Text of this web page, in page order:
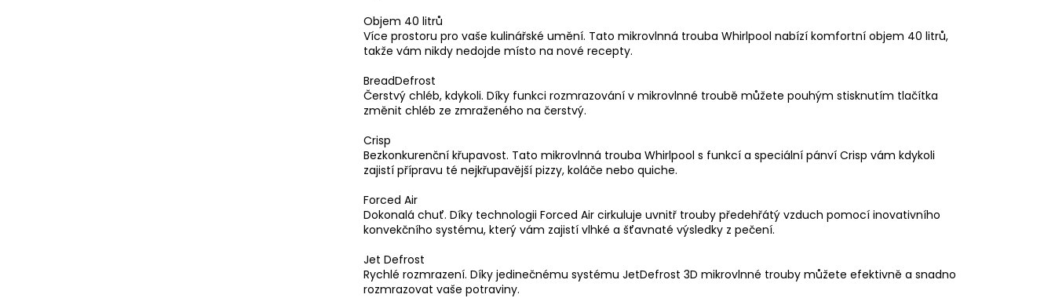
Objem 40 litrů
Více prostoru pro vaše kulinářské umění. Tato mikrovlnná trouba Whirlpool nabízí komfortní objem 40 litrů,
takže vám nikdy nedojde místo na nové recepty.
BreadDefrost
Čerstvý chléb, kdykoli. Díky funkci rozmrazování v mikrovlnné troubě můžete pouhým stisknutím tlačítka
změnit chléb ze zmraženého na čerstvý.
Crisp
Bezkonkurenční křupavost. Tato mikrovlnná trouba Whirlpool s funkcí a speciální pánví Crisp vám kdykoli
zajistí přípravu té nejkřupavější pizzy, koláče nebo quiche.
Forced Air
Dokonalá chuť. Díky technologii Forced Air cirkuluje uvnitř trouby předehřátý vzduch pomocí inovativního
konvekčního systému, který vám zajistí vlhké a šťavnaté výsledky z pečení.
Jet Defrost
Rychlé rozmrazení. Díky jedinečnému systému JetDefrost 3D mikrovlnné trouby můžete efektivně a snadno
rozmrazovat vaše potraviny.